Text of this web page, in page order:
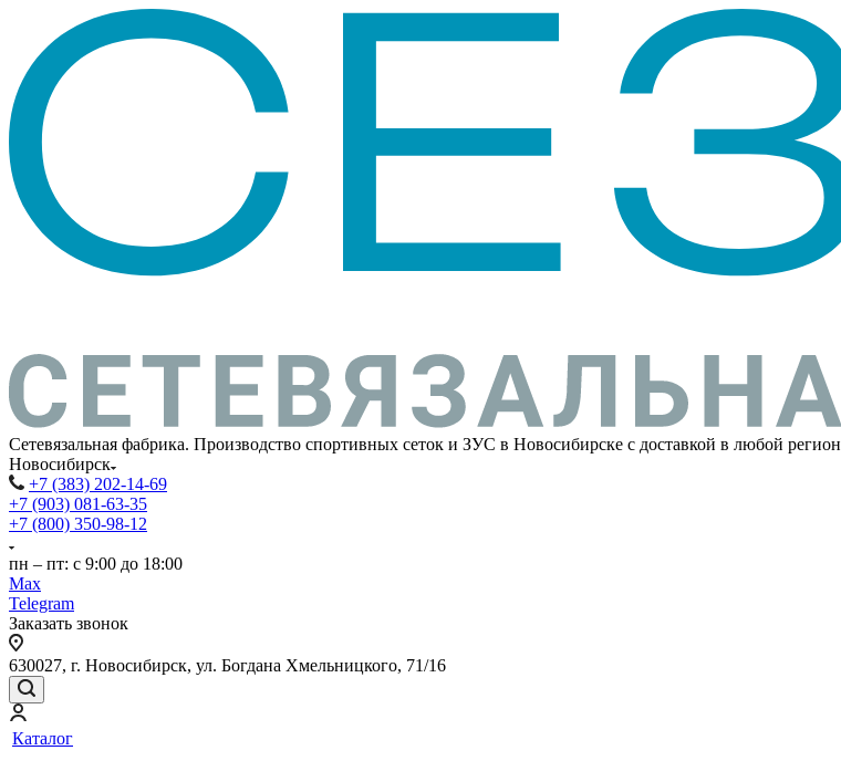
Сетевязальная фабрика. Производство спортивных сеток и ЗУС в Новосибирске с доставкой в любой регион
Новосибирск
+7 (383) 202-14-69
+7 (903) 081-63-35
+7 (800) 350-98-12
пн – пт: с 9:00 до 18:00
Max
Telegram
Заказать звонок
630027, г. Новосибирск, ул. Богдана Хмельницкого, 71/16
Каталог